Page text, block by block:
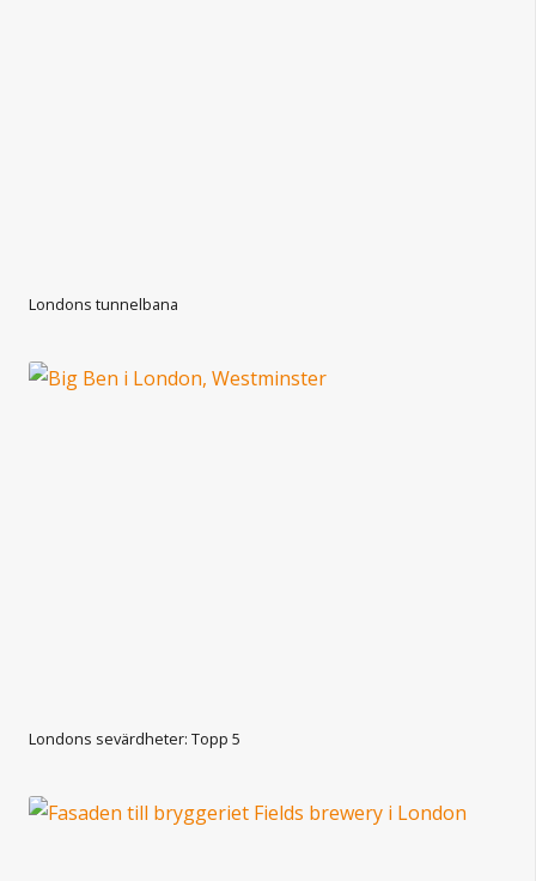
Londons tunnelbana
Londons sevärdheter: Topp 5